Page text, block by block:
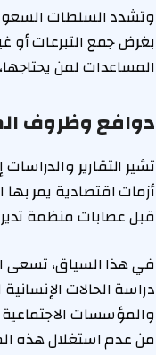
وتشدد السلطات
بغرض جمع التبرعات أو
المساعدات لمن
دوافع وظروف
تشير التقارير
أزمات اقتصادية يمر
قبل عصابات منظمة
في هذا السياق، تسعى
دراسة الحالات
والمؤسسات الاجتماعية
من عدم استغلال هذه